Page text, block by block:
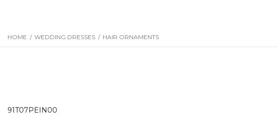
HOME / WEDDING DRESSES / HAIR ORNAMENTS
91T07PEIN00